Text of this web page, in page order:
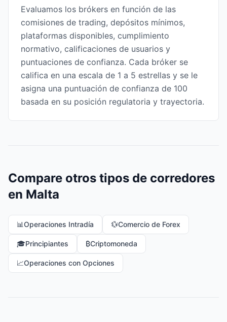
Evaluamos los brókers en función de las
comisiones de trading, depósitos mínimos,
plataformas disponibles, cumplimiento
normativo, calificaciones de usuarios y
puntuaciones de confianza. Cada bróker se
califica en una escala de 1 a 5 estrellas y se le
asigna una puntuación de confianza de 100
basada en su posición regulatoria y trayectoria.
Compare otros tipos de corredores
en Malta
📊Operaciones Intradía 💱Comercio de Forex
🎓Principiantes ₿Criptomoneda
📈Operaciones con Opciones